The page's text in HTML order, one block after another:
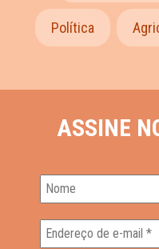
Política
ASSINE